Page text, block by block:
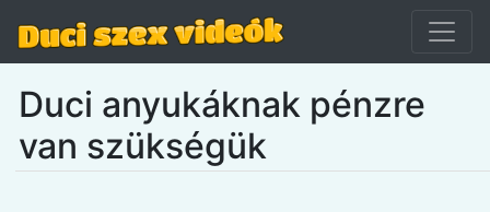
Duci anyukáknak pénzre
van szükségük